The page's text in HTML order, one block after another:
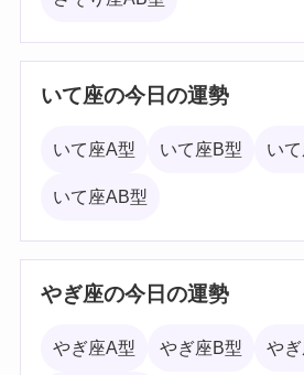
いて座の今日の運勢
いて座A型 いて座B型 い
いて座AB型
やぎ座の今日の運勢
やぎ座A型 やぎ座B型 や